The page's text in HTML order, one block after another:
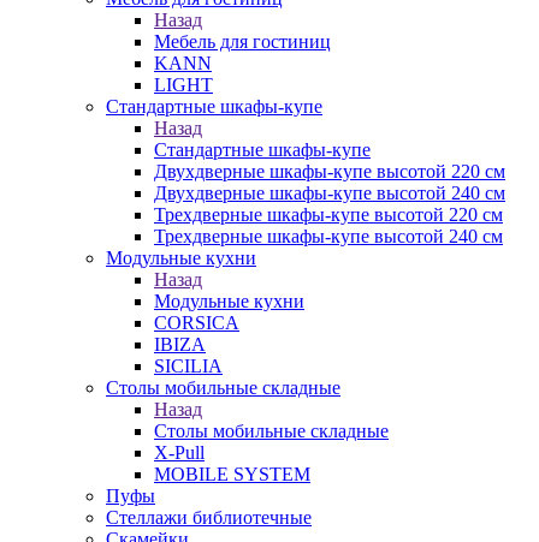
Назад
Мебель для гостиниц
KANN
LIGHT
Стандартные шкафы-купе
Назад
Стандартные шкафы-купе
Двухдверные шкафы-купе высотой 220 см
Двухдверные шкафы-купе высотой 240 см
Трехдверные шкафы-купе высотой 220 см
Трехдверные шкафы-купе высотой 240 см
Модульные кухни
Назад
Модульные кухни
CORSICA
IBIZA
SICILIA
Столы мобильные складные
Назад
Столы мобильные складные
X-Pull
MOBILE SYSTEM
Пуфы
Стеллажи библиотечные